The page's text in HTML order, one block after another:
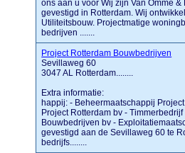
ons aan u voor Wij zijn Van Omme
gevestigd in Rotterdam. Wij
Utiliteitsbouw. Projectmatige
bedrijven .......
Project Rotterdam Bouwbedrijven
Sevillaweg 60
3047 AL Rotterdam........
Extra informatie:
happij: - Beheermaatschappij
Project Rotterdam bv -
Bouwbedrijven bv -
gevestigd aan de Sevillaweg 60 te
bedrijfs........